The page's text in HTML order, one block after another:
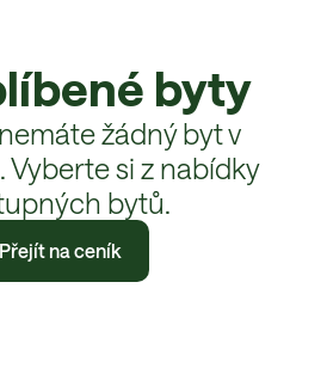
byty
žádný byt v
si z nabídky
bytů.
Přejít na ceník